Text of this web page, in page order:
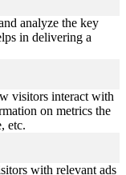
analyze the key
in delivering a
visitors interact with
on metrics the
etc.
with relevant ads